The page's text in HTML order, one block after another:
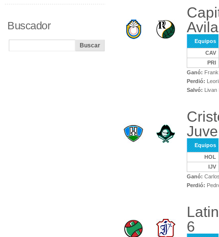
Equipos
CAV
PRI
Ganó:
Perdió:
Salvó: Livan
Equipos
HOL
IJV
Ganó:
Perdió:
6
Buscador